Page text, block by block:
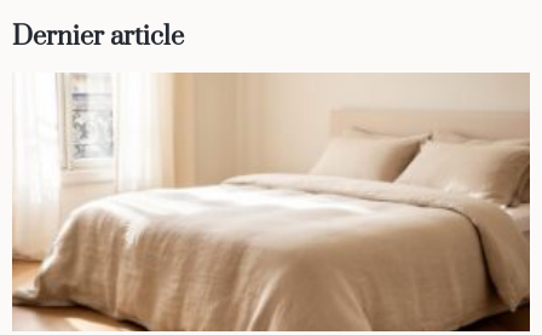
Dernier article